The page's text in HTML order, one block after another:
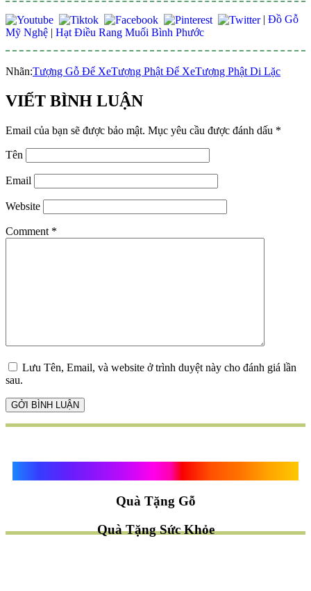
| Đồ Gỗ
Mỹ Nghệ | Hạt Điều Rang Muối Bình Phước
Nhãn:Tượng Gỗ Để XeTượng Phật Để XeTượng Phật Di Lặc
VIẾT BÌNH LUẬN
Email của bạn sẽ được bảo mật. Mục yêu cầu được đánh dấu *
Tên
Email
Website
Comment *
Lưu Tên, Email, và website ở trình duyệt này cho đánh giá lần
sau.
Quà Tặng Gỗ
Quà Tặng Sức Khỏe